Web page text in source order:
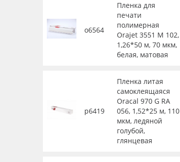
о6564
Пленка для
печати
полимерная
Orajet 3551 M 102,
1,26*50 м, 70 мкм,
белая, матовая
р6419
Пленка литая
самоклеящаяся
Oracal 970 G RA
056, 1,52*25 м, 110
мкм, ледяной
голубой,
глянцевая